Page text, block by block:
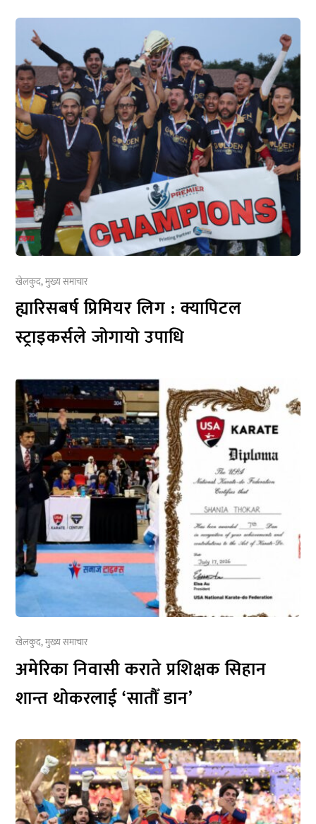
खेलकुद,मुख्य समाचार
ह्यारिसबर्ष प्रिमियर लिग : क्यापिटल
स्ट्राइकर्सले जोगायो उपाधि
खेलकुद,मुख्य समाचार
अमेरिका निवासी कराते प्रशिक्षक सिहान
शान्त थोकरलाई ‘सातौँ डान’